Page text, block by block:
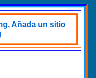
Añada un sitio